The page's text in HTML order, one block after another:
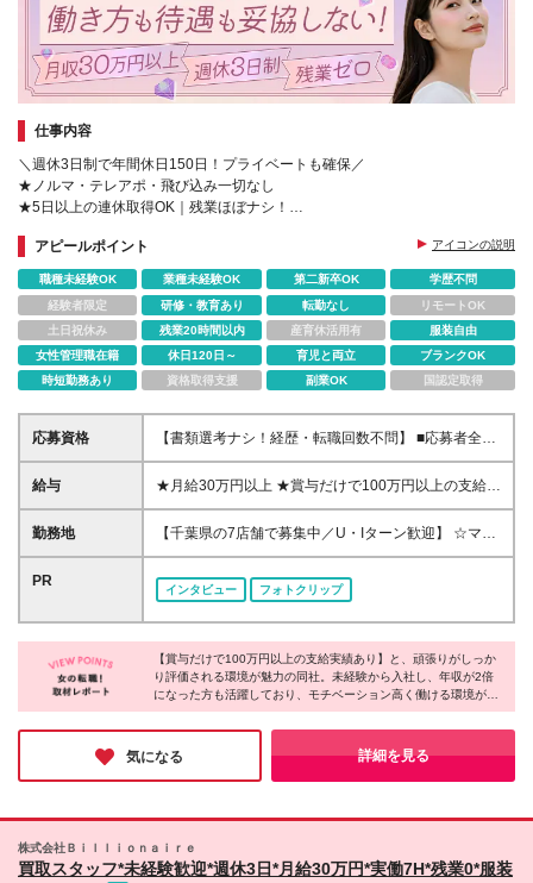
仕事内容
＼週休3日制で年間休日150日！プライベートも確保／
★ノルマ・テレアポ・飛び込み一切なし
★5日以上の連休取得OK｜残業ほぼナシ！
★マニュアル完備！専門知識がなくても安心
アピールポイント アイコンの説明
職種未経験OK 業種未経験OK 第二新卒OK
学歴不問
経験者限定
研修・教育あり 転勤なし
リモートOK
土日祝休み
残業20時間以内 産育休活用有
服装自由
女性管理職在籍
休日120日～ 育児と両立
ブランクOK
時短勤務あり
資格取得支援 副業OK 国認定取得
応募資格
【書類選考ナシ！経歴・転職回数不問】 ■応募者全員
と面接 ■完全未経験OK ■第二新卒・ブランクOK ■経
歴・学歴不問 ■20代～30代活躍中！ ＊＊＊こんな方
ベートを充実させたい方 □買取査定にチャレンジして
みたい方 □働きやすさも大切にしたい方 □フレッシュ
給与
★月給30万円以上 ★賞与だけで100万円以上の支給実
績も ★1年で年収800万円のメンバー在籍 ★インセン
ティブで月20万円獲得した実績も 月給30万円～50万
給には営業手当5万円／月が含まれます ※経験・能
なし
勤務地
【千葉県の7店舗で募集中／U・Iターン歓迎】 ☆マイ
カー通勤OK・駐車場完備 ☆2026年に新オープン店舗
多数！ ☆転勤なし 本社、もしくは以下店舗での勤務
になります。 【本社】 千葉県印旛郡酒々井町本佐倉
457-2 【京成臼井駅南口ViM店】 千葉県佐倉市王子台
3-30-4 Vim2階 【マルエツ新志津店】 千葉県佐倉市
西志津4-1-1 【千葉中央店】 千葉県千葉市中央区中央
3-12-9 【メガセンタートライアル八千代店】 千葉県
八千代市緑が丘西2-13-3 【京成習志野駅前店】 千葉
県船橋市習志野台四丁目1番6号 【KEIHOKUスーパー
布施店】★9月出店予定 千葉県柏市布施新町1-4-4 ※
転居を伴う転勤なし ※7店舗間での異動の可能性があ
PR
インタビュー フォトクリップ
【賞与だけで100万円以上の支給実績あり】と、頑張りがしっか
り評価される環境が魅力の同社。未経験から入社し、年収が2倍
になった方も活躍しており、モチベーション高く働ける環境が魅
力です！待遇面だけでなく、【残業ほぼナシ】【実働7時間】と
働きやすさも整っています。店舗拡大に伴い店長としてのキャリ
アパスも用意されており、収入もキャリアもワークライフバラン
スの3点が揃った環境で、長期的に活躍できると感じました！
気になる 詳細を見る
株式会社Ｂｉｌｌｉｏｎａｉｒｅ
買取スタッフ*未経験歓迎*週休3日*月給30万円*実働7H*残業0*服装